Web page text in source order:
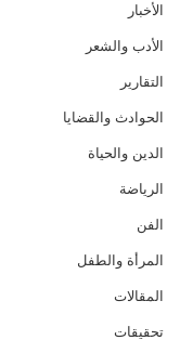
الأخبار
الأدب والشعر
التقارير
الحوادث والقضايا
الدين والحياة
الرياضة
الفن
المرأة والطفل
المقالات
تحقيقات